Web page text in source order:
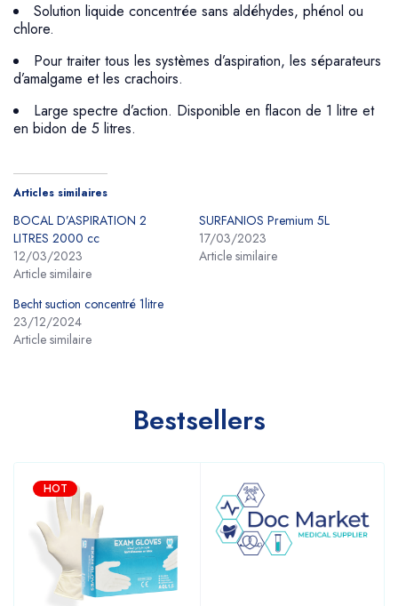
Solution liquide concentrée sans aldéhydes, phénol ou
chlore.
Pour traiter tous les systèmes d’aspiration, les séparateurs
d’amalgame et les crachoirs.
Large spectre d’action. Disponible en flacon de 1 litre et
en bidon de 5 litres.
Articles similaires
BOCAL D’ASPIRATION 2
LITRES 2000 cc
12/03/2023
Article similaire
SURFANIOS Premium 5L
17/03/2023
Article similaire
Becht suction concentré 1litre
23/12/2024
Article similaire
Bestsellers
HOT